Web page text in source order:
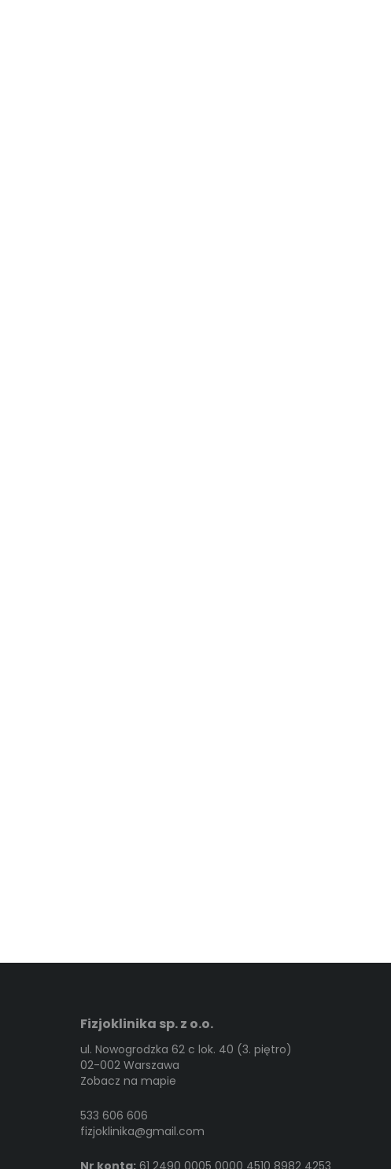
Fizjoklinika sp. z o.o.
ul. Nowogrodzka 62 c lok. 40 (3. piętro)
02-002 Warszawa
Zobacz na mapie
533 606 606
fizjoklinika@gmail.com
Nr konta: 61 2490 0005 0000 4510 8982 4253